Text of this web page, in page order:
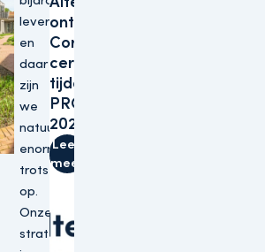
leveren
en
daar
zijn
we
natuurlijk
enorm
trots
op.
Onze
strategie
ontvangt B
Corp™-
certificering
tijdens
PROVADA
2026
Lees
meer